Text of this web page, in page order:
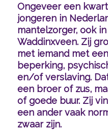
Ongeveer een
jongeren in
mantelzorger, ook
Waddinxveen. Zij
met iemand met
beperking,
en/of verslaving.
een broer of zus,
of goede buur. Zij
een ander vaak
zwaar zijn.